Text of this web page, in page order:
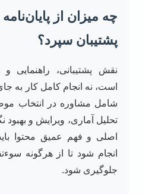
چه میزان از
پشتیبان سپرد؟
نقش پشتیبانی، راهنمایی و
است، نه انجام کامل کار به
شامل مشاوره در انتخاب
تحلیل آماری، ویرایش و
اصلی و فهم عمیق محتوا
انجام شود تا از هرگونه
جلوگیری شود.